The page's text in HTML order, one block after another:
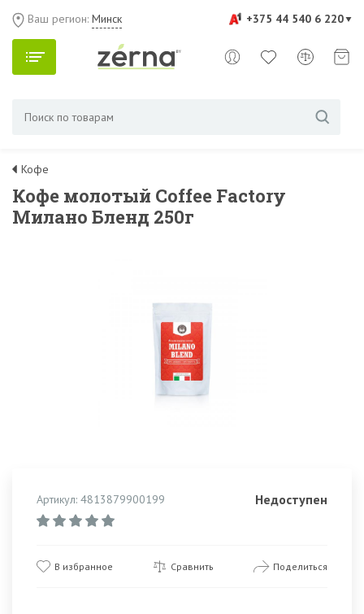
+375 44 540 6 220
Ваш регион: Минск
Кофе
Кофе молотый Coffee Factory
Милано Бленд 250г
Артикул: 4813879900199 Недоступен
В избранное Сравнить Поделиться